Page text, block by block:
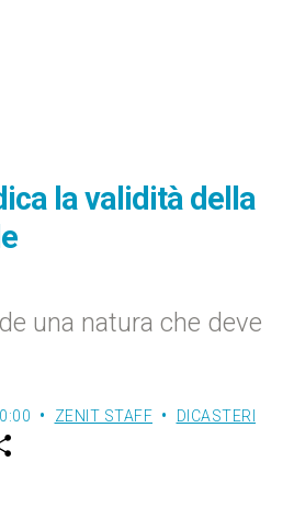
la validità della
una natura che deve
ZENIT STAFF DICASTERI